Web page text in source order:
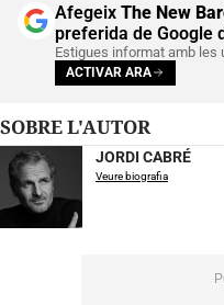
Afegeix The New
preferida de Google
Estigues informat amb
ACTIVAR ARA
SOBRE L'AUTOR
JORDI CABRÉ
Veure biografia